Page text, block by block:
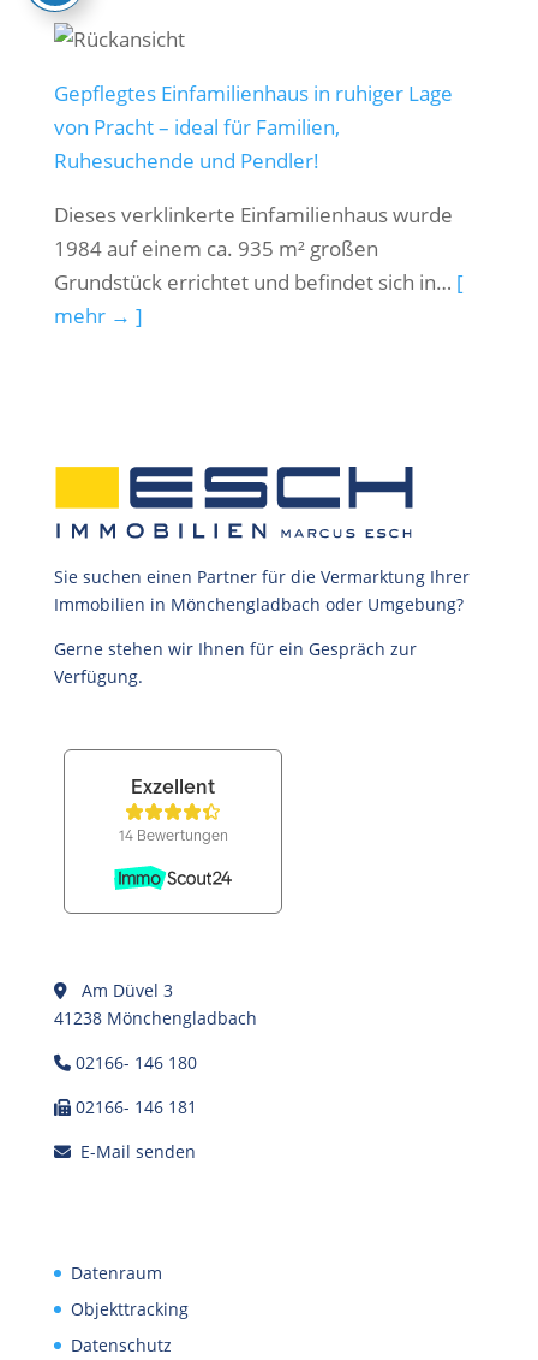
Gepflegtes Einfamilienhaus in ruhiger Lage
von Pracht – ideal für Familien,
Ruhesuchende und Pendler!
Dieses verklinkerte Einfamilienhaus wurde
1984 auf einem ca. 935 m² großen
Grundstück errichtet und befindet sich in… [
mehr → ]
Sie suchen einen Partner für die Vermarktung Ihrer
Immobilien in Mönchengladbach oder Umgebung?
Gerne stehen wir Ihnen für ein Gespräch zur
Verfügung.
Am Düvel 3
41238 Mönchengladbach
02166- 146 180
02166- 146 181
E-Mail senden
Datenraum
Objekttracking
Datenschutz